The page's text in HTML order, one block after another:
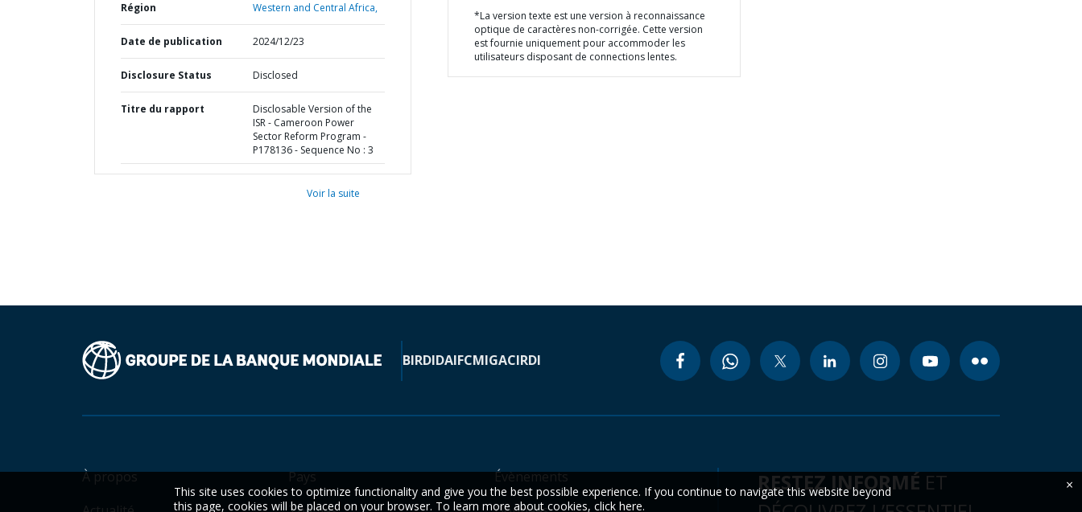
Région Western and Central Africa,
Date de publication 2024/12/23
Disclosure Status Disclosed
Titre du rapport
Disclosable Version of the
ISR - Cameroon Power
Sector Reform Program -
P178136 - Sequence No : 3
Voir la suite
*La version texte est une version à reconnaissance
optique de caractères non-corrigée. Cette version
est fournie uniquement pour accommoder les
utilisateurs disposant de connections lentes.
BIRDIDAIFCMIGACIRDI
À propos
Pays
Évènements
RESTEZ INFORMÉ ET
This site uses cookies to optimize functionality and give you the best possible experience. If you continue to navigate this website beyond
this page, cookies will be placed on your browser. To learn more about cookies, click here.
×